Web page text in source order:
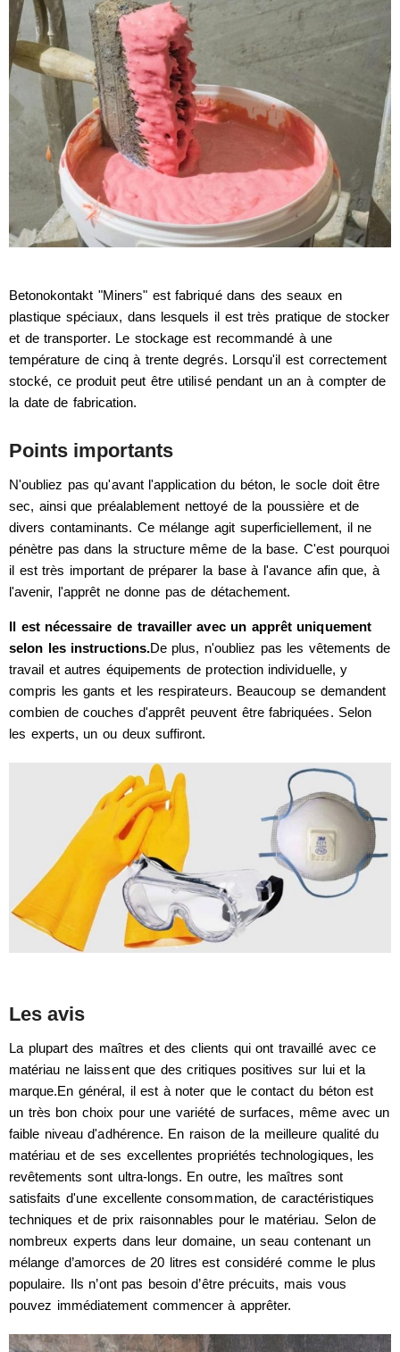
Betonokontakt "Miners" est fabriqué dans des seaux en
plastique spéciaux, dans lesquels il est très pratique de stocker
et de transporter. Le stockage est recommandé à une
température de cinq à trente degrés. Lorsqu'il est correctement
stocké, ce produit peut être utilisé pendant un an à compter de
la date de fabrication.
Points importants
N'oubliez pas qu'avant l'application du béton, le socle doit être
sec, ainsi que préalablement nettoyé de la poussière et de
divers contaminants. Ce mélange agit superficiellement, il ne
pénètre pas dans la structure même de la base. C'est pourquoi
il est très important de préparer la base à l'avance afin que, à
l'avenir, l'apprêt ne donne pas de détachement.
Il est nécessaire de travailler avec un apprêt uniquement
selon les instructions.De plus, n'oubliez pas les vêtements de
travail et autres équipements de protection individuelle, y
compris les gants et les respirateurs. Beaucoup se demandent
combien de couches d'apprêt peuvent être fabriquées. Selon
les experts, un ou deux suffiront.
Les avis
La plupart des maîtres et des clients qui ont travaillé avec ce
matériau ne laissent que des critiques positives sur lui et la
marque.En général, il est à noter que le contact du béton est
un très bon choix pour une variété de surfaces, même avec un
faible niveau d'adhérence. En raison de la meilleure qualité du
matériau et de ses excellentes propriétés technologiques, les
revêtements sont ultra-longs. En outre, les maîtres sont
satisfaits d'une excellente consommation, de caractéristiques
techniques et de prix raisonnables pour le matériau. Selon de
nombreux experts dans leur domaine, un seau contenant un
mélange d’amorces de 20 litres est considéré comme le plus
populaire. Ils n’ont pas besoin d’être précuits, mais vous
pouvez immédiatement commencer à apprêter.